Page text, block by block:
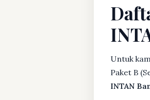
Untuk
Paket B
INTAN